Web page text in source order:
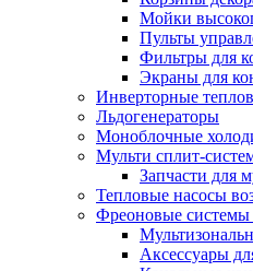
Мойки
Пульты
Фильтры для
Экраны для
Инверторные
Льдогенераторы
Моноблочные
Мульти сплит-
Запчасти для
Тепловые насосы
Фреоновые системы
Аксессуары